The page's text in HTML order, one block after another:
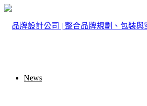
News